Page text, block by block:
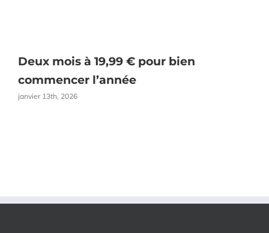
Deux mois à 19,99 € pour bien
commencer l’année
janvier 13th, 2026